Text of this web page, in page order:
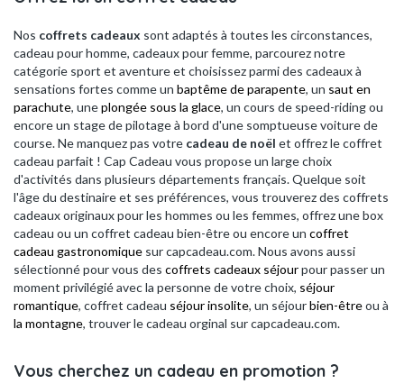
Nos coffrets cadeaux sont adaptés à toutes les circonstances,
cadeau pour homme, cadeaux pour femme, parcourez notre
catégorie sport et aventure et choisissez parmi des cadeaux à
sensations fortes comme un baptême de parapente, un saut en
parachute, uneplongée sous la glace, un cours de speed-riding ou
encore un stage de pilotage à bord d'une somptueuse voiture de
course. Ne manquez pas votre cadeau de noël et offrez le coffret
cadeau parfait ! Cap Cadeau vous propose un large choix
d'activités dans plusieurs départements français. Quelque soit
l'âge du destinaire et ses préférences, vous trouverez des coffrets
cadeaux originaux pour les hommes ou les femmes, offrez une box
cadeau ou un coffret cadeau bien-être ou encore un coffret
cadeau gastronomique sur capcadeau.com. Nous avons aussi
sélectionné pour vous des coffrets cadeaux séjourpour passer un
moment privilégié avec la personne de votre choix, séjour
romantique, coffret cadeau séjour insolite, un séjourbien-êtreou à
la montagne, trouver le cadeau orginal sur capcadeau.com.
Vous cherchez un cadeau en promotion ?